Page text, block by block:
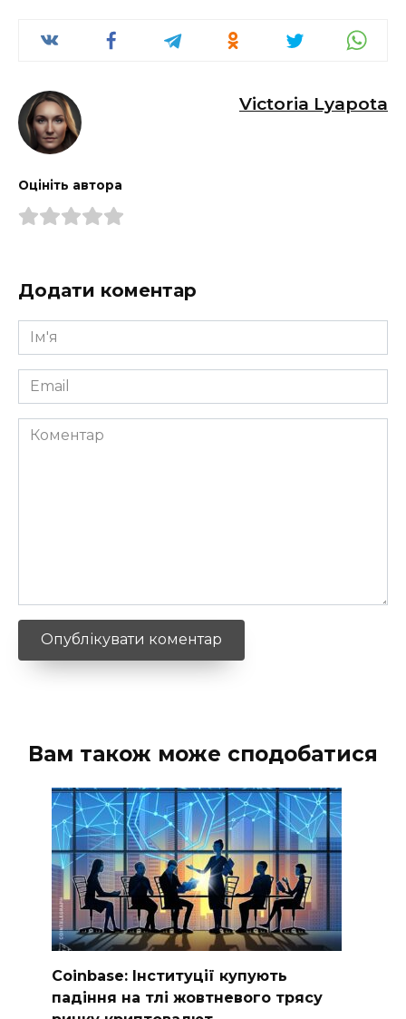
Victoria Lyapota
Оцініть автора
Додати коментар
Ім'я
*
Email
*
Коментар
Вам також може сподобатися
Coinbase: Інституції купують
падіння на тлі жовтневого трясу